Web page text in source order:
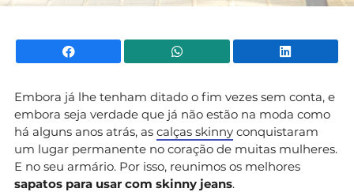
Facebook WhatsApp
Embora já lhe tenham ditado o fim vezes sem conta, e
embora seja verdade que já não estão na moda como
há alguns anos atrás, as calças skinny conquistaram
um lugar permanente no coração de muitas mulheres.
E no seu armário. Por isso, reunimos os melhores
sapatos para usar com skinny jeans.